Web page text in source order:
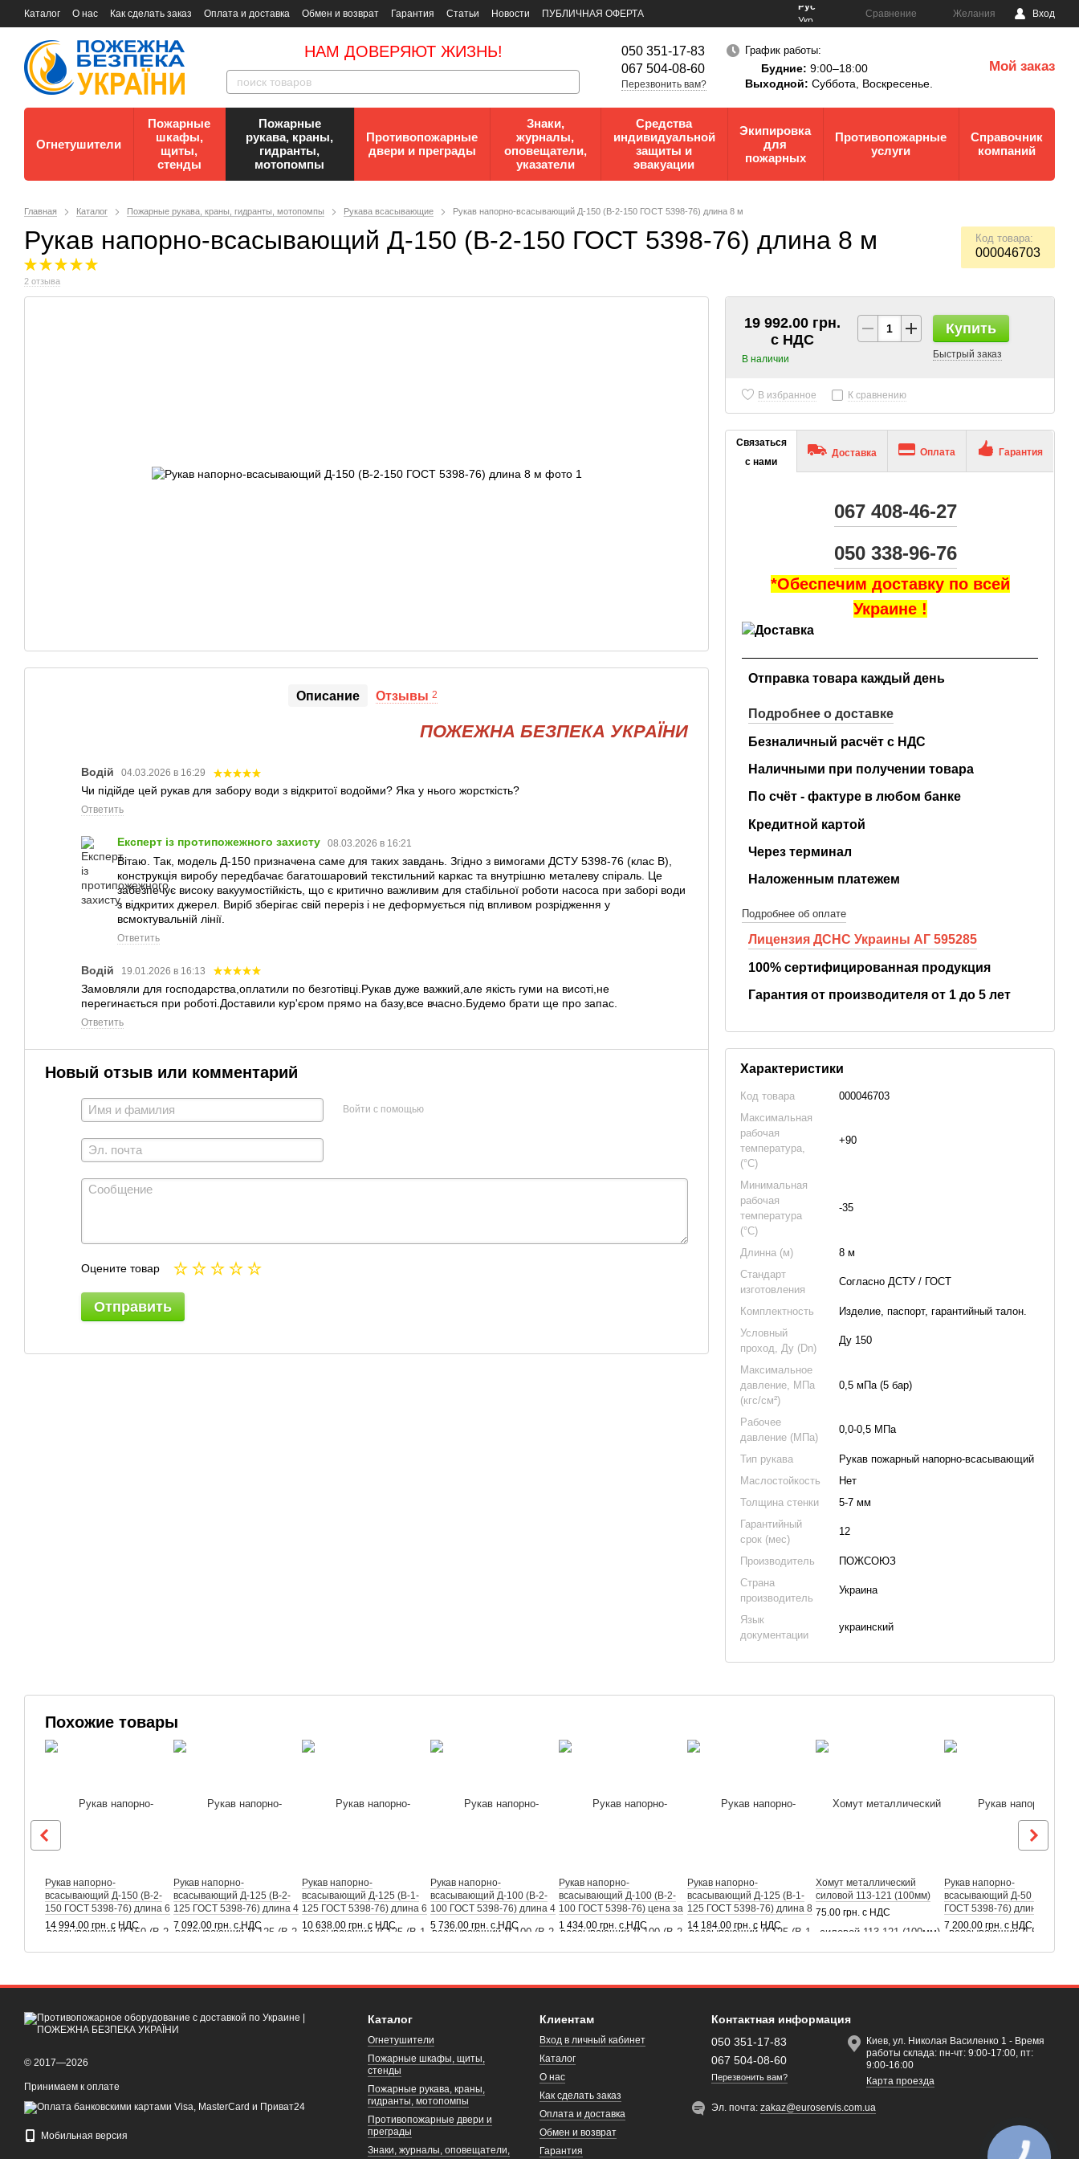
Каталог О нас Как сделать заказ Оплата и доставка Обмен и возврат Гарантия Статьи Новости
ПУБЛИЧНАЯ ОФЕРТА
Документы
Контакты Документы по пожарной безопасности
Рус
Укр
Сравнение Желания Вход
НАМ ДОВЕРЯЮТ ЖИЗНЬ!
050 351-17-83
067 504-08-60
Перезвонить вам?
График работы:
Будние: 9:00–18:00
Выходной: Суббота, Воскресенье.
Мой заказ
Огнетушители
Пожарные
шкафы,
щиты,
стенды
Пожарные
рукава, краны,
гидранты,
мотопомпы
Противопожарные
двери и преграды
Знаки,
журналы,
оповещатели,
указатели
Средства
индивидуальной
защиты и
эвакуации
Экипировка
для
пожарных
Противопожарные
услуги
Справочник
компаний
Главная Каталог Пожарные рукава, краны, гидранты, мотопомпы Рукава всасывающие Рукав напорно-всасывающий Д-150 (В-2-150 ГОСТ 5398-76) длина 8 м
Рукав напорно-всасывающий Д-150 (В-2-150 ГОСТ 5398-76) длина 8 м
2 отзыва
Код товара:
000046703
Описание Отзывы 2
ПОЖЕЖНА БЕЗПЕКА УКРАЇНИ
Водій 04.03.2026 в 16:29
Чи підійде цей рукав для забору води з відкритої водойми? Яка у нього жорсткість?
Ответить
Експерт із протипожежного захисту 08.03.2026 в 16:21
Вітаю. Так, модель Д-150 призначена саме для таких завдань. Згідно з вимогами ДСТУ 5398-76 (клас В),
конструкція виробу передбачає багатошаровий текстильний каркас та внутрішню металеву спіраль. Це
забезпечує високу вакуумостійкість, що є критично важливим для стабільної роботи насоса при заборі води
з відкритих джерел. Виріб зберігає свій переріз і не деформується під впливом розрідження у
всмоктувальній лінії.
Ответить
Водій 19.01.2026 в 16:13
Замовляли для господарства,оплатили по безготівці.Рукав дуже важкий,але якість гуми на висоті,не
перегинається при роботі.Доставили кур'єром прямо на базу,все вчасно.Будемо брати ще про запас.
Ответить
Новый отзыв или комментарий
Войти с помощью
Оцените товар
Отправить
19 992.00 грн.
с НДС
В наличии
Купить
Быстрый заказ
В избранное К сравнению
Связаться
с нами
Доставка Оплата Гарантия
067 408-46-27
050 338-96-76
*Обеспечим доставку по всей
Украине !
Отправка товара каждый день
Подробнее о доставке
Безналичный расчёт с НДС
Наличными при получении товара
По счёт - фактуре в любом банке
Кредитной картой
Через терминал
Наложенным платежем
Подробнее об оплате
Лицензия ДСНС Украины АГ 595285
100% сертифицированная продукция
Гарантия от производителя от 1 до 5 лет
Характеристики
Код товара
000046703
Максимальная
рабочая
температура,
(°C)
+90
Минимальная
рабочая
температура
(°C)
-35
Длинна (м)
8 м
Стандарт
изготовления
Согласно ДСТУ / ГОСТ
Комплектность
Изделие, паспорт, гарантийный талон.
Условный
проход, Ду (Dn)
Ду 150
Максимальное
давление, МПа
(кгс/см²)
0,5 мПа (5 бар)
Рабочее
давление (МПа)
0,0-0,5 МПа
Тип рукава
Рукав пожарный напорно-всасывающий
Маслостойкость
Нет
Толщина стенки
5-7 мм
Гарантийный
срок (мес)
12
Производитель
ПОЖСОЮЗ
Страна
производитель
Украина
Язык
документации
украинский
Похожие товары
Рукав напорно-
всасывающий Д-150 (В-2-
150 ГОСТ 5398-76) длина 6
м14 994.00 грн. с НДС
Рукав напорно-
всасывающий Д-125 (В-2-
125 ГОСТ 5398-76) длина 4
м
7 092.00 грн. с НДС
Рукав напорно-
всасывающий Д-125 (В-1-
125 ГОСТ 5398-76) длина 6
м
10 638.00 грн. с НДС
Рукав напорно-
всасывающий Д-100 (В-2-
100 ГОСТ 5398-76) длина 4
м
5 736.00 грн. с НДС
Рукав напорно-
всасывающий Д-100 (В-2-
100 ГОСТ 5398-76) цена за
1 м.п.
1 434.00 грн. с НДС
Рукав напорно-
всасывающий Д-125 (В-1-
125 ГОСТ 5398-76) длина 8
м14 184.00 грн. с НДС
Хомут металлический
силовой 113-121 (100мм)
75.00 грн. с НДС
Рукав напорно-
всасывающий Д-50 (В-2-50
ГОСТ 5398-76) длина 10 м
7 200.00 грн. с НДС
© 2017—2026
Принимаем к оплате
Мобильная версия
Каталог
Огнетушители
Пожарные шкафы, щиты,
стенды
Пожарные рукава, краны,
гидранты, мотопомпы
Противопожарные двери и
преграды
Знаки, журналы, оповещатели,
Клиентам
Вход в личный кабинет
Каталог
О нас
Как сделать заказ
Оплата и доставка
Обмен и возврат
Гарантия
Контактная информация
050 351-17-83
067 504-08-60
Перезвонить вам?
Киев, ул. Николая Василенко 1 - Время
работы склада: пн-чт: 9:00-17:00, пт:
9:00-16:00
Карта проезда
Эл. почта:zakaz@euroservis.com.ua